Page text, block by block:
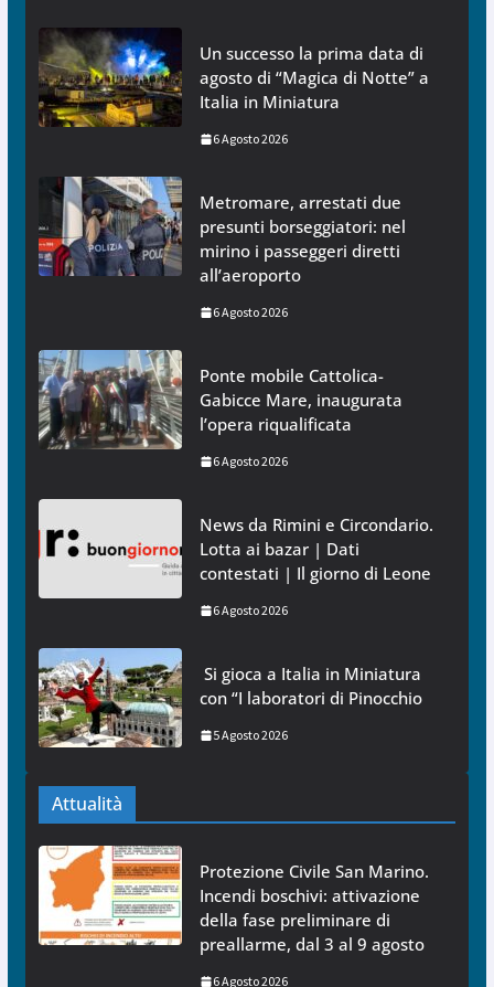
Un successo la prima data di
agosto di “Magica di Notte” a
Italia in Miniatura
6 Agosto 2026
Metromare, arrestati due
presunti borseggiatori: nel
mirino i passeggeri diretti
all’aeroporto
6 Agosto 2026
Ponte mobile Cattolica-
Gabicce Mare, inaugurata
l’opera riqualificata
6 Agosto 2026
News da Rimini e Circondario.
Lotta ai bazar | Dati
contestati | Il giorno di Leone
6 Agosto 2026
Si gioca a Italia in Miniatura
con “I laboratori di Pinocchio
5 Agosto 2026
Attualità
Protezione Civile San Marino.
Incendi boschivi: attivazione
della fase preliminare di
preallarme, dal 3 al 9 agosto
6 Agosto 2026